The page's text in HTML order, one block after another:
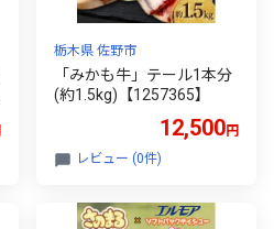
栃木県 佐野市
「みかも牛」テール1本分
(約1.5kg)【1257365】
12,500円
レビュー (0件)